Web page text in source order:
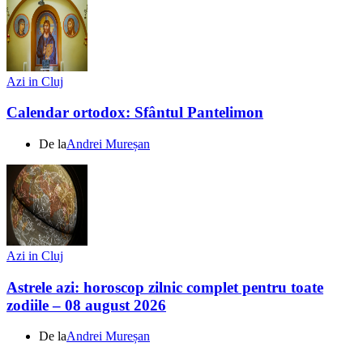
Azi in Cluj
Calendar ortodox: Sfântul Pantelimon
De laAndrei Mureșan
Azi in Cluj
Astrele azi: horoscop zilnic complet pentru toate
zodiile – 08 august 2026
De laAndrei Mureșan